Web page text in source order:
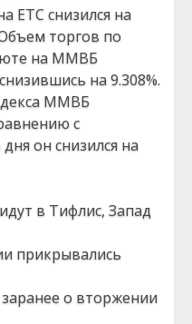
ЕТС снизился на
торгов по
на ММВБ
на 9.308%.
ММВБ
с
он снизился на
в Тифлис, Запад
прикрывались
о вторжении